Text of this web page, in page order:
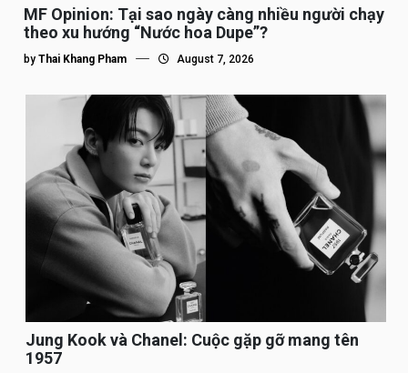
MF Opinion: Tại sao ngày càng nhiều người chạy
theo xu hướng “Nước hoa Dupe”?
by Thai Khang Pham August 7, 2026
Jung Kook và Chanel: Cuộc gặp gỡ mang tên
1957